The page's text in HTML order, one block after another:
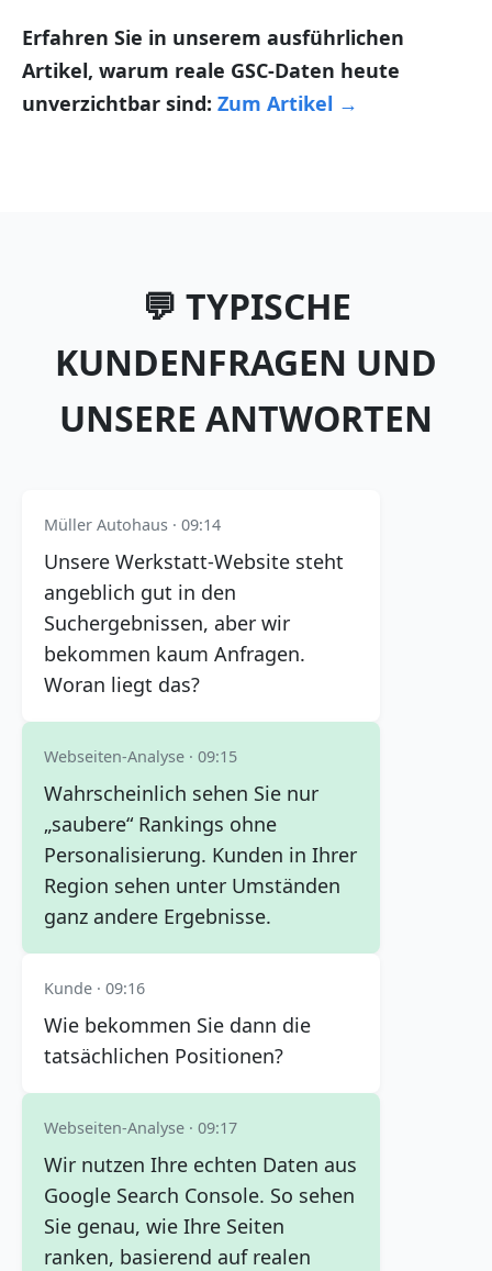
Erfahren Sie in unserem ausführlichen
Artikel, warum reale GSC-Daten heute
unverzichtbar sind: Zum Artikel →
💬 TYPISCHE
KUNDENFRAGEN UND
UNSERE ANTWORTEN
Müller Autohaus · 09:14
Unsere Werkstatt-Website steht
angeblich gut in den
Suchergebnissen, aber wir
bekommen kaum Anfragen.
Woran liegt das?
Webseiten-Analyse · 09:15
Wahrscheinlich sehen Sie nur
„saubere“ Rankings ohne
Personalisierung. Kunden in Ihrer
Region sehen unter Umständen
ganz andere Ergebnisse.
Kunde · 09:16
Wie bekommen Sie dann die
tatsächlichen Positionen?
Webseiten-Analyse · 09:17
Wir nutzen Ihre echten Daten aus
Google Search Console. So sehen
Sie genau, wie Ihre Seiten
ranken, basierend auf realen